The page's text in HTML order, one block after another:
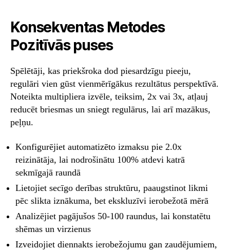
Konsekventas Metodes
Pozitīvās puses
Spēlētāji, kas priekšroka dod piesardzīgu pieeju,
regulāri vien gūst vienmērīgākus rezultātus perspektīvā.
Noteikta multipliera izvēle, teiksim, 2x vai 3x, atļauj
reducēt briesmas un sniegt regulārus, lai arī mazākus,
peļņu.
Konfigurējiet automatizēto izmaksu pie 2.0x
reizinātāja, lai nodrošinātu 100% atdevi katrā
sekmīgajā raundā
Lietojiet secīgo derības struktūru, paaugstinot likmi
pēc slikta iznākuma, bet ekskluzīvi ierobežotā mērā
Analizējiet pagājušos 50-100 raundus, lai konstatētu
shēmas un virzienus
Izveidojiet diennakts ierobežojumu gan zaudējumiem,